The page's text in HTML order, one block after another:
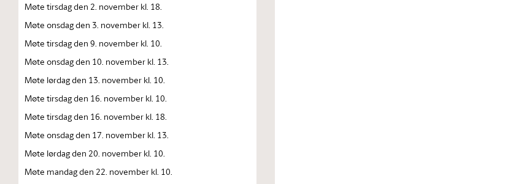
Møte tirsdag den 2. november kl. 18.
Møte onsdag den 3. november kl. 13.
Møte tirsdag den 9. november kl. 10.
Møte onsdag den 10. november kl. 13.
Møte lørdag den 13. november kl. 10.
Møte tirsdag den 16. november kl. 10.
Møte tirsdag den 16. november kl. 18.
Møte onsdag den 17. november kl. 13.
Møte lørdag den 20. november kl. 10.
Møte mandag den 22. november kl. 10.